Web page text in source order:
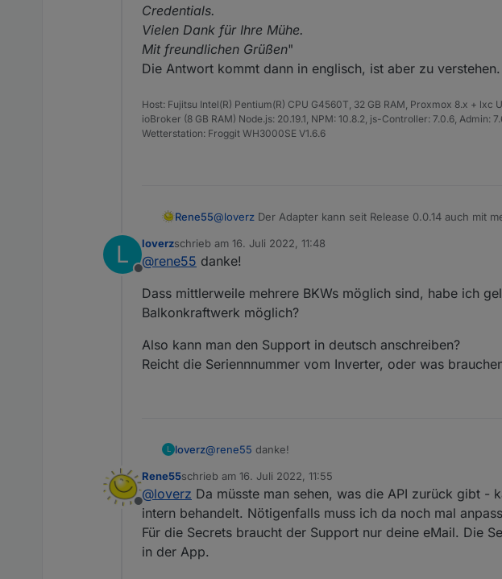
Eine kleine Mustermail für den Support wäre genial!
Credentials.
Vielen Dank für Ihre Mühe.
Mit freundlichen Grüßen"
Die Antwort kommt dann in englisch, ist aber zu verstehen.
Host: Fujitsu Intel(R) Pentium(R) CPU G4560T, 32 GB RAM, Proxmox 8.x + lxc
ioBroker (8 GB RAM) Node.js: 20.19.1, NPM: 10.8.2, js-Controller: 7.0.6, Admin:
Wetterstation: Froggit WH3000SE V1.6.6
Rene55@loverz Der Adapter kann seit Release 0.0.14 auch mit
"Sehr geehrte Damen und Herren,
um mein Balkonkraftwerk besser monitoren zu können
Mit freundlichen Grüßen"
Die Antwort kommt dann in englisch, ist aber zu
L
Offline
loverzschrieb am 16. Juli 2022, 11:48
zuletzt editiert von
@rene55 danke!
Dass mittlerweile mehrere BKWs möglich sind, habe ich
Balkonkraftwerk möglich?
Also kann man den Support in deutsch anschreiben?
Reicht die Seriennnummer vom Inverter, oder was
L loverz@rene55 danke!
Dass mittlerweile mehrere BKWs möglich sind, habe ich
Balkonkraftwerk möglich?
Also kann man den Support in deutsch anschreiben?
Reicht die Seriennnummer vom Inverter, oder was
Offline
Rene55schrieb am 16. Juli 2022, 11:55
zuletzt editiert von
@loverz Da müsste man sehen, was die API zurück gibt -
intern behandelt. Nötigenfalls muss ich da noch mal
Für die Secrets braucht der Support nur deine eMail. Die
in der App.